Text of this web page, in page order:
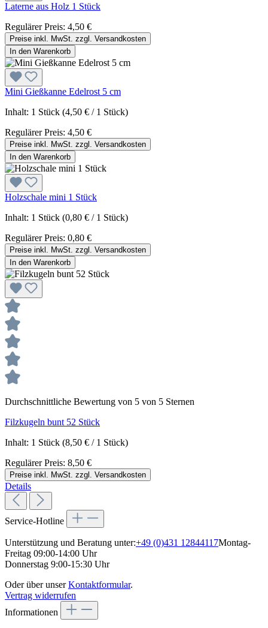
Laterne aus Holz 1 Stück
Regulärer Preis: 4,50 €
Preise inkl. MwSt. zzgl. Versandkosten
In den Warenkorb
Mini Gießkanne Edelrost 5 cm
Inhalt: 1 Stück (4,50 € / 1 Stück)
Regulärer Preis: 4,50 €
Preise inkl. MwSt. zzgl. Versandkosten
In den Warenkorb
Holzschale mini 1 Stück
Inhalt: 1 Stück (0,80 € / 1 Stück)
Regulärer Preis: 0,80 €
Preise inkl. MwSt. zzgl. Versandkosten
In den Warenkorb
Durchschnittliche Bewertung von 5 von 5 Sternen
Filzkugeln bunt 52 Stück
Inhalt: 1 Stück (8,50 € / 1 Stück)
Regulärer Preis: 8,50 €
Preise inkl. MwSt. zzgl. Versandkosten
Details
Service-Hotline
Unterstützung und Beratung unter:+49 (0)431 12844117Montag-
Freitag 09:00-14:00 Uhr
Donnerstag 9:00-15:30 Uhr
Oder über unserKontaktformular.
Vertrag widerrufen
Informationen